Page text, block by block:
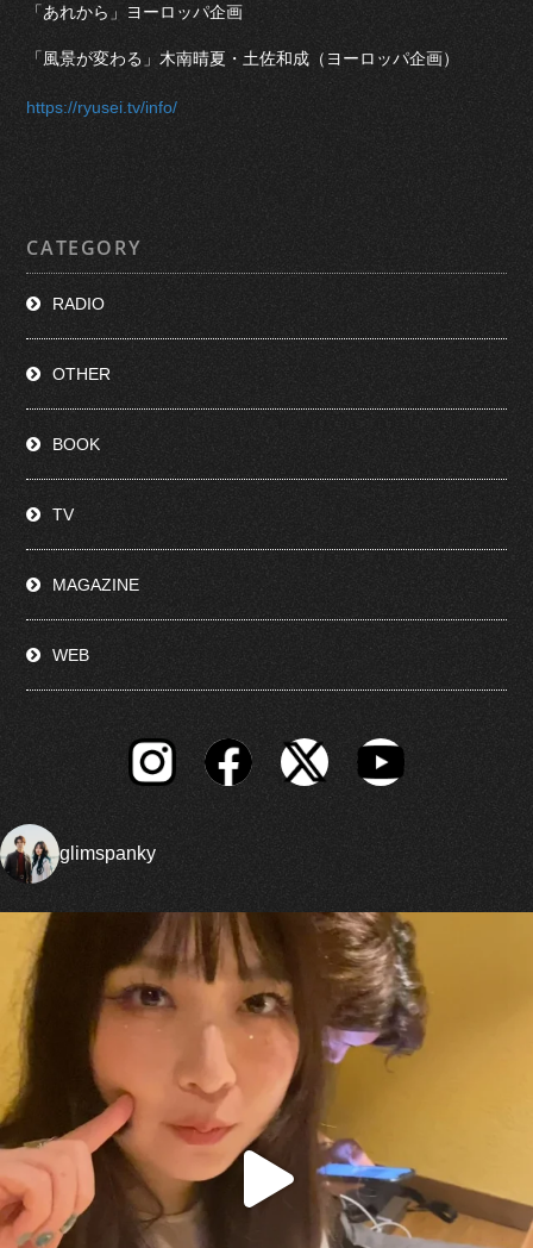
「あれから」ヨーロッパ企画
「風景が変わる」木南晴夏・土佐和成（ヨーロッパ企画）
https://ryusei.tv/info/
CATEGORY
RADIO
OTHER
BOOK
TV
MAGAZINE
WEB
glimspanky